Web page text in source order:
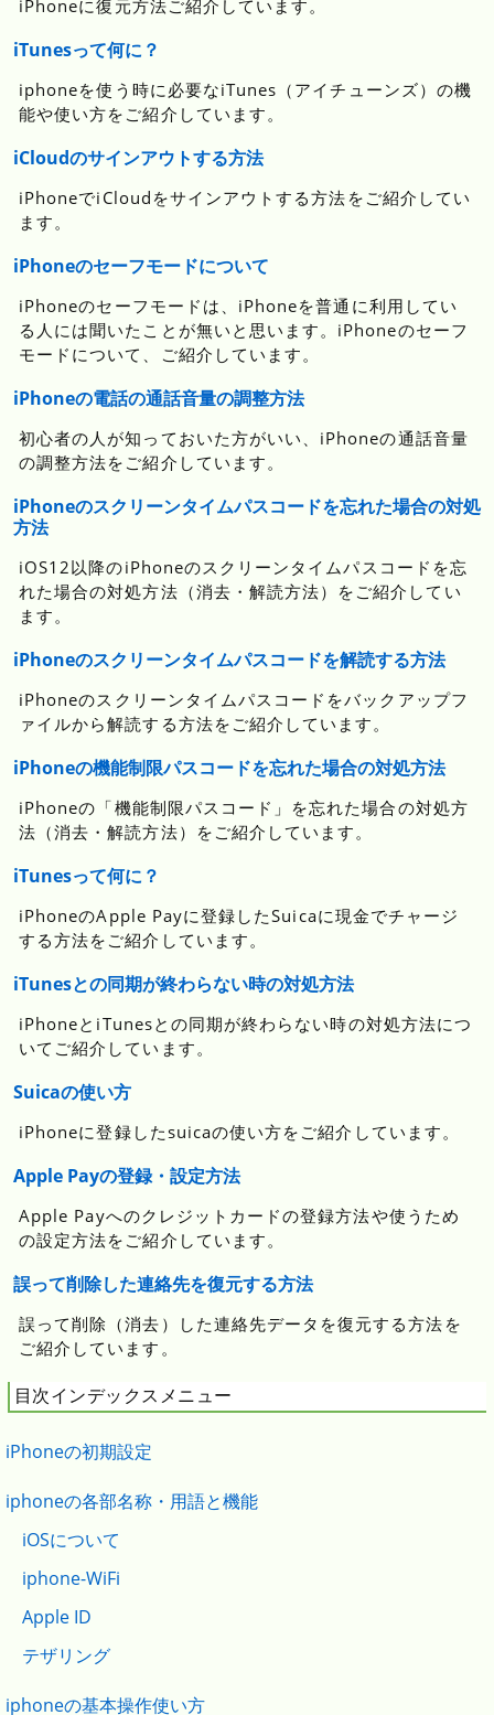
iPhoneに復元方法ご紹介しています。
iTunesって何に？
iphoneを使う時に必要なiTunes（アイチューンズ）の機
能や使い方をご紹介しています。
iCloudのサインアウトする方法
iPhoneでiCloudをサインアウトする方法をご紹介してい
ます。
iPhoneのセーフモードについて
iPhoneのセーフモードは、iPhoneを普通に利用してい
る人には聞いたことが無いと思います。iPhoneのセーフ
モードについて、ご紹介しています。
iPhoneの電話の通話音量の調整方法
初心者の人が知っておいた方がいい、iPhoneの通話音量
の調整方法をご紹介しています。
iPhoneのスクリーンタイムパスコードを忘れた場合の対処
方法
iOS12以降のiPhoneのスクリーンタイムパスコードを忘
れた場合の対処方法（消去・解読方法）をご紹介してい
ます。
iPhoneのスクリーンタイムパスコードを解読する方法
iPhoneのスクリーンタイムパスコードをバックアップフ
ァイルから解読する方法をご紹介しています。
iPhoneの機能制限パスコードを忘れた場合の対処方法
iPhoneの「機能制限パスコード」を忘れた場合の対処方
法（消去・解読方法）をご紹介しています。
iTunesって何に？
iPhoneのApple Payに登録したSuicaに現金でチャージ
する方法をご紹介しています。
iTunesとの同期が終わらない時の対処方法
iPhoneとiTunesとの同期が終わらない時の対処方法につ
いてご紹介しています。
Suicaの使い方
iPhoneに登録したsuicaの使い方をご紹介しています。
Apple Payの登録・設定方法
Apple Payへのクレジットカードの登録方法や使うため
の設定方法をご紹介しています。
誤って削除した連絡先を復元する方法
誤って削除（消去）した連絡先データを復元する方法を
ご紹介しています。
目次インデックスメニュー
iPhoneの初期設定
iphoneの各部名称・用語と機能
iOSについて
iphone-WiFi
Apple ID
テザリング
iphoneの基本操作使い方